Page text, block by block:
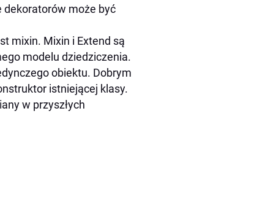
dekoratorów może być
mixin. Mixin i Extend są
modelu dziedziczenia.
obiektu. Dobrym
istniejącej klasy.
w przyszłych